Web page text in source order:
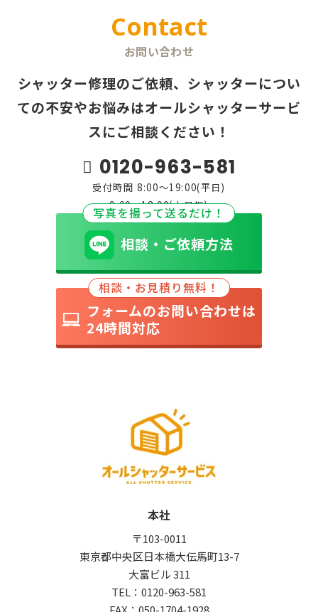
Contact
お問い合わせ
シャッター修理のご依頼、シャッターについ
ての不安やお悩みはオールシャッターサービ
スにご相談ください！
0120-963-581
受付時間 8:00～19:00(平日)
9:00～18:00(土日祝)
写真を撮って送るだけ！
相談・ご依頼方法
相談・お見積り無料！
フォームのお問い合わせは
24時間対応
本社
〒103-0011
東京都中央区日本橋大伝馬町13-7
大富ビル 311
TEL： 0120-963-581